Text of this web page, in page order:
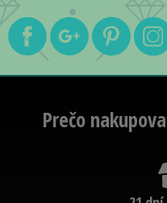
Prečo